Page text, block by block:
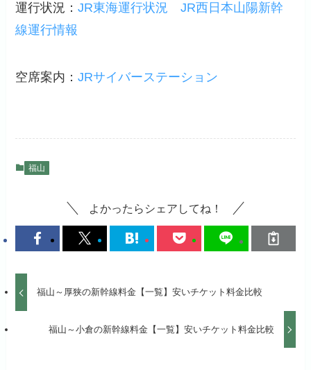
運行状況：JR東海運行状況
JR西日本山陽新幹
線運行情報
空席案内：JRサイバーステーション
福山
よかったらシェアしてね！
福山～厚狭の新幹線料金【一覧】安いチケット料金比較
福山～小倉の新幹線料金【一覧】安いチケット料金比較